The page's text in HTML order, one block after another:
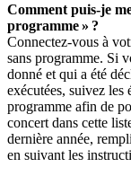
Comment puis-je
programme » ?
Connectez-vous à
sans programme. Si
donné et qui a été
exécutées, suivez les
programme afin de
concert dans cette
dernière année,
en suivant les